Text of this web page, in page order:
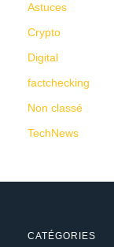
Astuces
Crypto
Digital
factchecking
Non classé
TechNews
CATÉGORIES